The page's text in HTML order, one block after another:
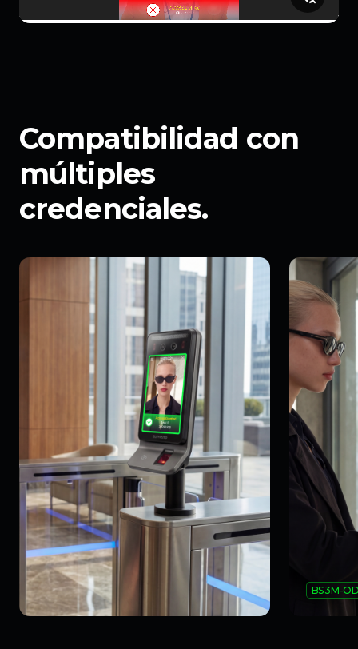
Compatibilidad con
múltiples
credenciales.
BS3M-